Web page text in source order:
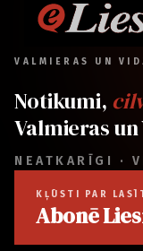
VALMIERAS UN
Notikumi,
Valmieras
NEATKARĪGI ·
KĻŪSTI PAR
Abonē